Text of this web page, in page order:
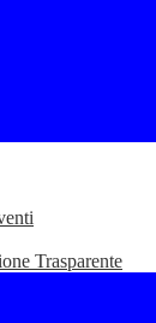
Trasparente